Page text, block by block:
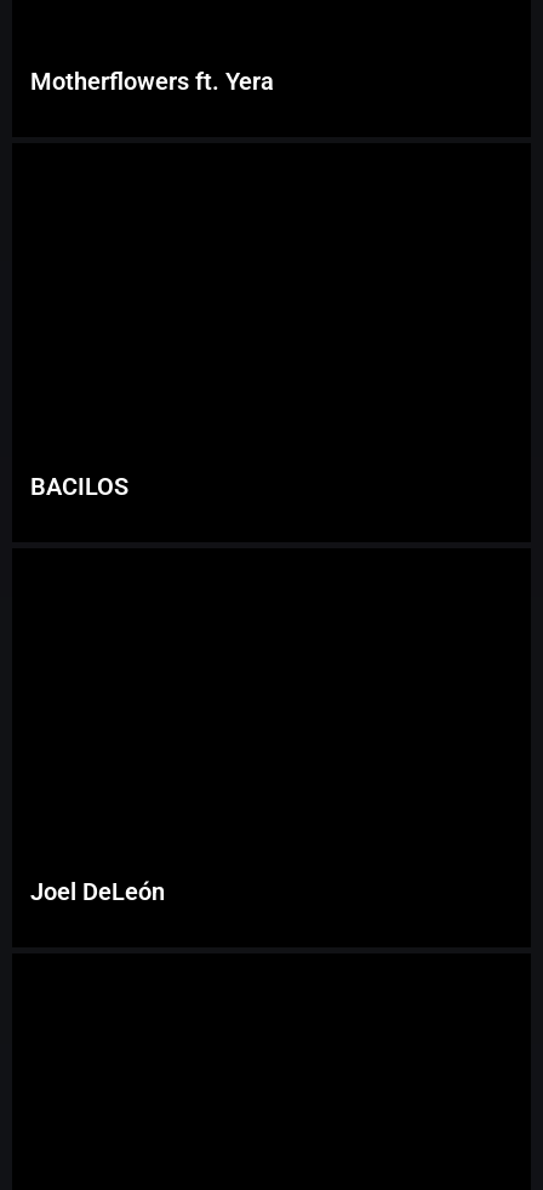
Motherflowers ft. Yera
BACILOS
Joel DeLeón